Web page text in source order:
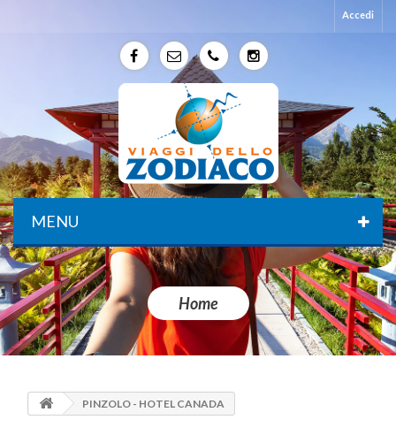
Accedi
f e p p
MENU
Home
PINZOLO - HOTEL CANADA